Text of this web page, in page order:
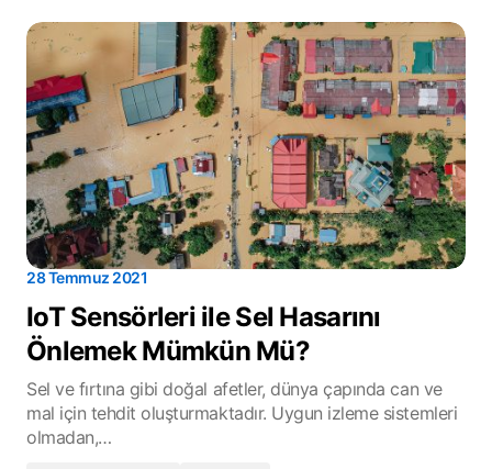
28 Temmuz 2021
IoT Sensörleri ile Sel Hasarını
Önlemek Mümkün Mü?
Sel ve fırtına gibi doğal afetler, dünya çapında can ve
mal için tehdit oluşturmaktadır. Uygun izleme sistemleri
olmadan,…